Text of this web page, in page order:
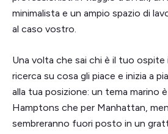
minimalista e un ampio spazio di
al caso vostro.
Una volta che sai chi è il tuo ospite
ricerca su cosa gli piace e inizia a
alla tua posizione: un tema marino
Hamptons che per Manhattan,
sembreranno fuori posto in un